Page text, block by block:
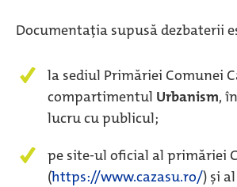
Documentația supusă dezbaterii
la sediul Primăriei Comunei
compartimentul Urbanism,
lucru cu publicul;
pe site-ul oficial al primăriei
(https://www.cazasu.ro/) și